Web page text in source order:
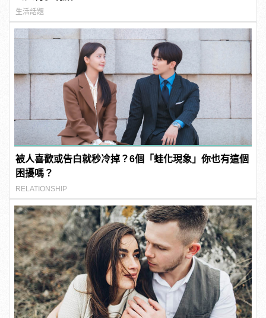
生活話題
被人喜歡或告白就秒冷掉？6個「蛙化現象」你也有這個
困擾嗎？
RELATIONSHIP